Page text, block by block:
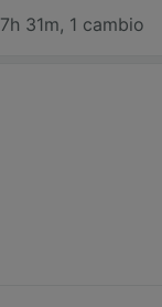
7h 31m, 1 cambio